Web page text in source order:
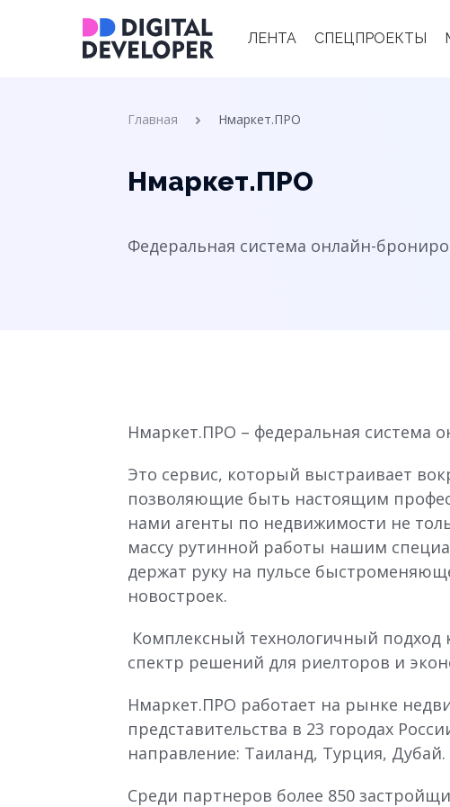
Main
ЛЕНТА СПЕЦПРОЕКТЫ
Строка
Главная Нмаркет.ПРО
Нмаркет.ПРО
Федеральная система онлайн-
Нмаркет.ПРО – федеральная система
Это сервис, который выстраивает
позволяющие быть настоящим
нами агенты по недвижимости не
массу рутинной работы нашим
держат руку на пульсе
новостроек.
Комплексный технологичный
спектр решений для риелторов и
Нмаркет.ПРО работает на рынке
представительства в 23 городах
направление: Таиланд, Турция, Дубай.
Среди партнеров более 850